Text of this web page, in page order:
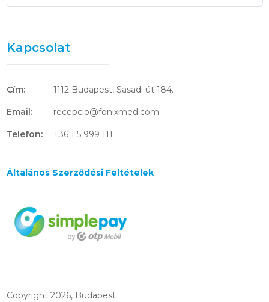
Kapcsolat
Cím: 1112 Budapest, Sasadi út 184.
Email: recepcio@fonixmed.com
Telefon: +36 1 5 999 111
Általános Szerződési Feltételek
Copyright 2026, Budapest